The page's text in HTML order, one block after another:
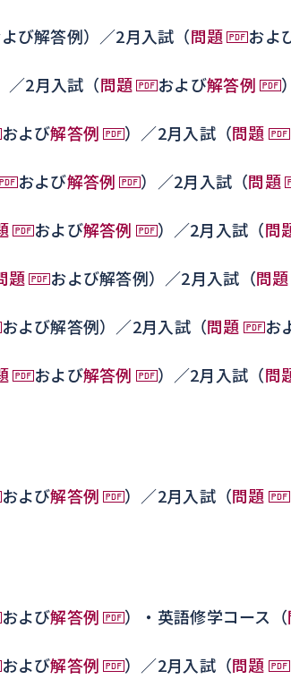
び解答例）／2月入試（問題 およ
2月入試（問題 および解答例 ）
および解答例 ）／2月入試（問題
および解答例 ）／2月入試（問題
および解答例 ）／2月入試（問
題 および解答例）／2月入試（問題
および解答例）／2月入試（問題 お
および解答例 ）／2月入試（問
および解答例 ）／2月入試（問題
および解答例 ）・英語修学コース（
および解答例 ）／2月入試（問題